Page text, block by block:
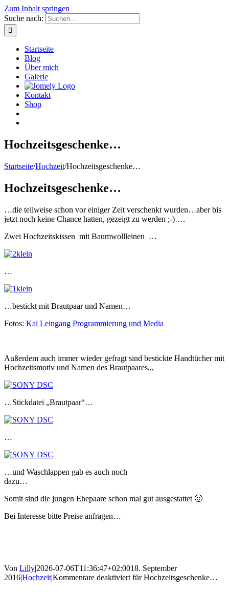
Zum Inhalt springen
Suche nach:
Startseite
Blog
Über mich
Galerie
Kontakt
Shop
Hochzeitsgeschenke…
Startseite/Hochzeit/Hochzeitsgeschenke…
Hochzeitsgeschenke…
…die teilweise schon vor einiger Zeit verschenkt wurden…aber bis
jetzt noch keine Chance hatten, gezeigt zu werden ;-)….
Zwei Hochzeitskissen mit Baumwollleinen …
…
…bestickt mit Brautpaar und Namen…
Fotos: Kai Leingang Programmierung und Media
Außerdem auch immer wieder gefragt sind bestickte Handtücher mit
Hochzeitsmotiv und Namen des Brautpaares,,,
…Stickdatei „Brautpaar“…
…
…und Waschlappen gab es auch noch
dazu…
Somit sind die jungen Ehepaare schon mal gut ausgestattet 🙂
Bei Interesse bitte Preise anfragen…
Von Lilly|2026-07-06T11:36:47+02:0018. September
2016|Hochzeit|Kommentare deaktiviert für Hochzeitsgeschenke…